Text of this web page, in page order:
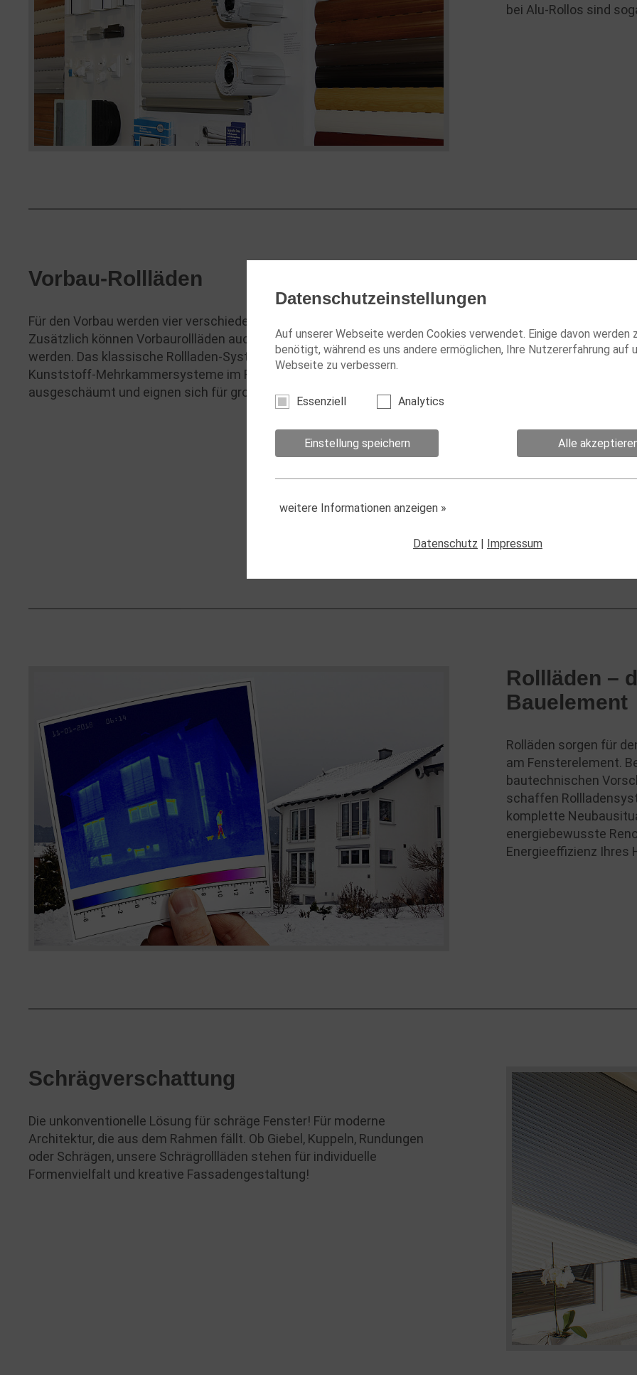
bei Alu-Rollos sind
Vorbau-Rollläden
Für den Vorbau werden vier verschiedene Kastenformen angeboten.
Zusätzlich können Vorbaurollläden auch mit Fliegengittern ausgestattet
werden. Das klassische Rollladen-System für Sturzkästen sind
Kunststoff-Mehrkammersysteme im Format 14/52. Die Aluprofile sind
ausgeschäumt und eignen sich für große Elementbreiten.
Rollläden –
Bauelement
Rolläden sorgen für
am Fensterelement.
bautechnischen
schaffen
komplette
energiebewusste
Energieeffizienz Ihres
Schrägverschattung
Die unkonventionelle Lösung für schräge Fenster! Für moderne
Architektur, die aus dem Rahmen fällt. Ob Giebel, Kuppeln, Rundungen
oder Schrägen, unsere Schrägrollläden stehen für individuelle
Formenvielfalt und kreative Fassadengestaltung!
Datenschutzeinstellungen
Auf unserer Webseite werden Cookies verwendet. Einige davon werden
benötigt, während es uns andere ermöglichen, Ihre Nutzererfahrung auf
Webseite zu verbessern.
Essenziell Analytics
Einstellung speichern Alle
weitere Informationen anzeigen »
Datenschutz | Impressum